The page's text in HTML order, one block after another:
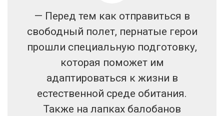
— Перед тем как отправиться в
свободный полет, пернатые герои
прошли специальную подготовку,
которая поможет им
адаптироваться к жизни в
естественной среде обитания.
Также на лапках балобанов